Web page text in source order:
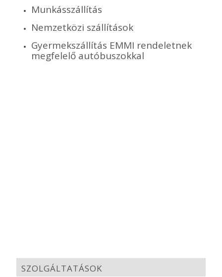
Munkásszállítás
Nemzetközi szállítások
Gyermekszállítás EMMI rendeletnek
megfelelő autóbuszokkal
SZOLGÁLTATÁSOK